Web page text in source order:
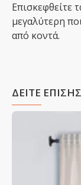
Επισκεφθείτε
μεγαλύτερη
από κοντά.
ΔΕΙΤΕ ΕΠΙΣΗΣ